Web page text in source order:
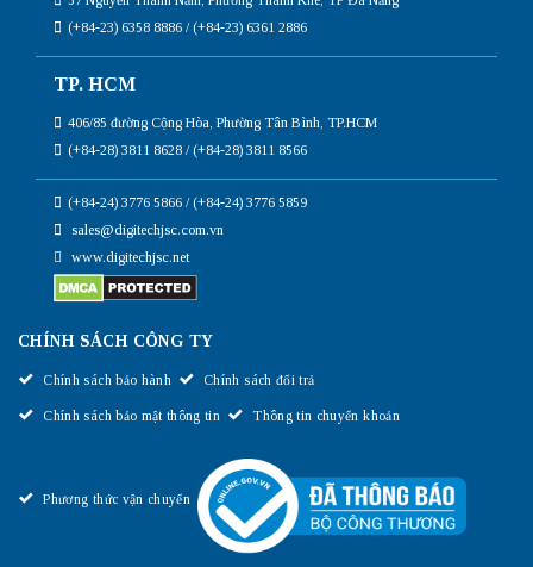
(+84-23) 6358 8886 / (+84-23) 6361 2886
TP. HCM
406/85 đường Cộng Hòa, Phường Tân Bình, TP.HCM
(+84-28) 3811 8628 / (+84-28) 3811 8566
(+84-24) 3776 5866 / (+84-24) 3776 5859
sales@digitechjsc.com.vn
www.digitechjsc.net
CHÍNH SÁCH CÔNG TY
Chính sách bảo hành Chính sách đổi trả
Chính sách bảo mật thông tin Thông tin chuyển khoản
Phương thức vận chuyển